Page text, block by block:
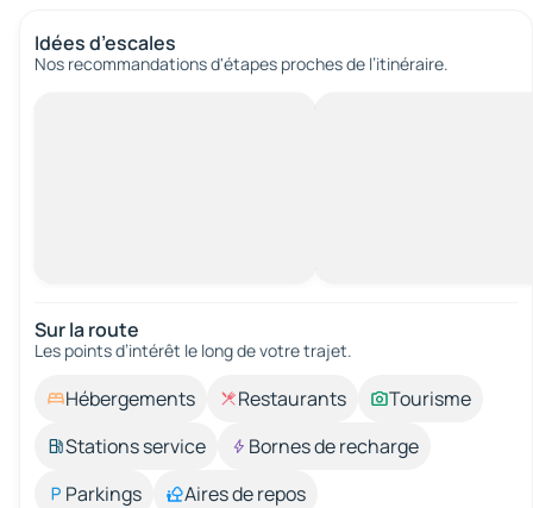
Idées d’escales
Nos recommandations d'étapes proches de l’itinéraire.
Sur la route
Les points d’intérêt le long de votre trajet.
Hébergements Restaurants
Tourisme
Stations service
Bornes de recharge
Parkings
Aires de repos